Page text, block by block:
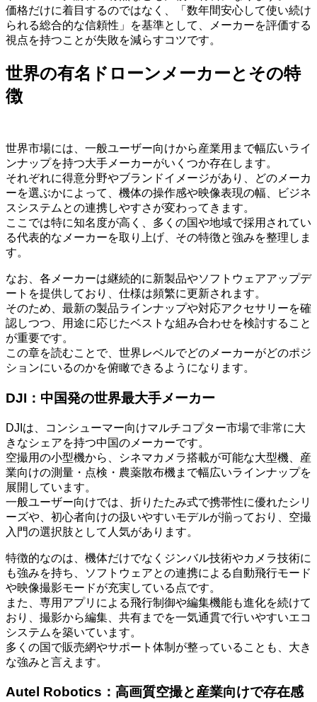
価格だけに着目するのではなく、「数年間安心して使い続け
られる総合的な信頼性」を基準として、メーカーを評価する
視点を持つことが失敗を減らすコツです。
世界の有名ドローンメーカーとその特
徴
世界市場には、一般ユーザー向けから産業用まで幅広いライ
ンナップを持つ大手メーカーがいくつか存在します。
それぞれに得意分野やブランドイメージがあり、どのメーカ
ーを選ぶかによって、機体の操作感や映像表現の幅、ビジネ
スシステムとの連携しやすさが変わってきます。
ここでは特に知名度が高く、多くの国や地域で採用されてい
る代表的なメーカーを取り上げ、その特徴と強みを整理しま
す。
なお、各メーカーは継続的に新製品やソフトウェアアップデ
ートを提供しており、仕様は頻繁に更新されます。
そのため、最新の製品ラインナップや対応アクセサリーを確
認しつつ、用途に応じたベストな組み合わせを検討すること
が重要です。
この章を読むことで、世界レベルでどのメーカーがどのポジ
ションにいるのかを俯瞰できるようになります。
DJI：中国発の世界最大手メーカー
DJIは、コンシューマー向けマルチコプター市場で非常に大
きなシェアを持つ中国のメーカーです。
空撮用の小型機から、シネマカメラ搭載が可能な大型機、産
業向けの測量・点検・農薬散布機まで幅広いラインナップを
展開しています。
一般ユーザー向けでは、折りたたみ式で携帯性に優れたシリ
ーズや、初心者向けの扱いやすいモデルが揃っており、空撮
入門の選択肢として人気があります。
特徴的なのは、機体だけでなくジンバル技術やカメラ技術に
も強みを持ち、ソフトウェアとの連携による自動飛行モード
や映像撮影モードが充実している点です。
また、専用アプリによる飛行制御や編集機能も進化を続けて
おり、撮影から編集、共有までを一気通貫で行いやすいエコ
システムを築いています。
多くの国で販売網やサポート体制が整っていることも、大き
な強みと言えます。
Autel Robotics：高画質空撮と産業向けで存在感